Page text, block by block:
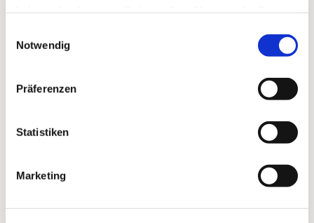
Notwendig
Präferenzen
Statistiken
Marketing